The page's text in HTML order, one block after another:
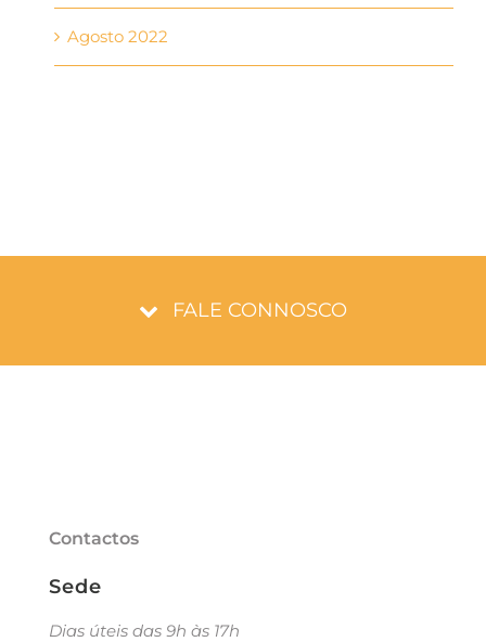
Agosto 2022
FALE CONNOSCO
Contactos
Sede
Dias úteis das 9h às 17h